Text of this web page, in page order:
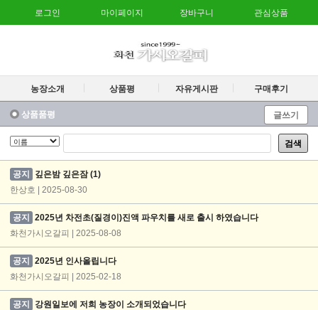
로그인 마이페이지 장바구니 관심상품
농장소개 상품평 자유게시판 구매후기
상품품평 글쓰기
검색
공지 깊은밤 깊은잠(1)
한상호 | 2025-08-30
공지
2025년 차전초(질경이)진액 파우치를 새로 출시 하였습니다
화천가시오갈피 | 2025-08-08
공지
2025년 인사올립니다
화천가시오갈피 | 2025-02-18
공지
강원일보에 저희 농장이 소개되었습니다